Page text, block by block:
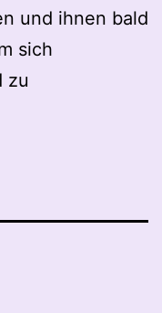
und ihnen bald
sich
zu